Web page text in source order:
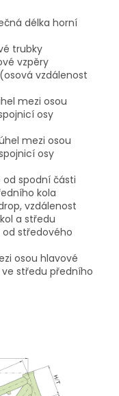
délka horní
trubky
vzpěry
vzdálenost
mezi osou
osy
mezi osou
osy
spodní části
kola
vzdálenost
a středu
středového
osou hlavové
středu předního